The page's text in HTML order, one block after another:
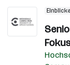
Einblicke